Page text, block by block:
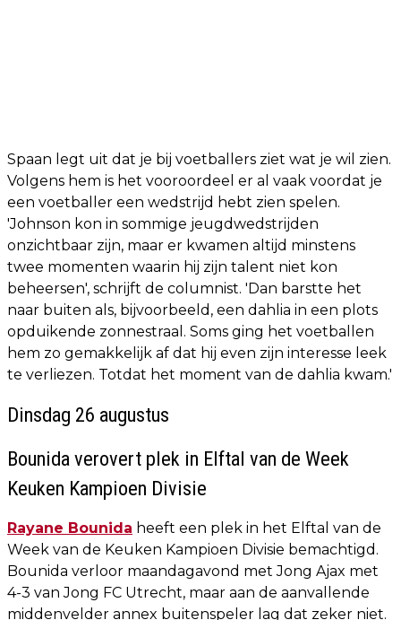
Spaan legt uit dat je bij voetballers ziet wat je wil zien.
Volgens hem is het vooroordeel er al vaak voordat je
een voetballer een wedstrijd hebt zien spelen.
'Johnson kon in sommige jeugdwedstrijden
onzichtbaar zijn, maar er kwamen altijd minstens
twee momenten waarin hij zijn talent niet kon
beheersen', schrijft de columnist. 'Dan barstte het
naar buiten als, bijvoorbeeld, een dahlia in een plots
opduikende zonnestraal. Soms ging het voetballen
hem zo gemakkelijk af dat hij even zijn interesse leek
te verliezen. Totdat het moment van de dahlia kwam.'
Dinsdag 26 augustus
Bounida verovert plek in Elftal van de Week
Keuken Kampioen Divisie
Rayane Bounida heeft een plek in het Elftal van de
Week van de Keuken Kampioen Divisie bemachtigd.
Bounida verloor maandagavond met Jong Ajax met
4-3 van Jong FC Utrecht, maar aan de aanvallende
middenvelder annex buitenspeler lag dat zeker niet.